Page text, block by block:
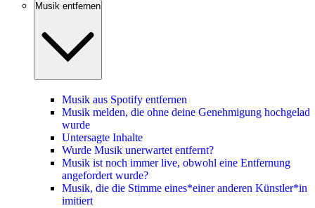
Musik entfernen
Musik aus Spotify entfernen
Musik melden, die ohne deine Genehmigung
wurde
Untersagte Inhalte
Wurde Musik unerwartet entfernt?
Musik ist noch immer live, obwohl eine Entfernung
angefordert wurde?
Musik, die die Stimme eines*einer anderen Künstler*in
imitiert